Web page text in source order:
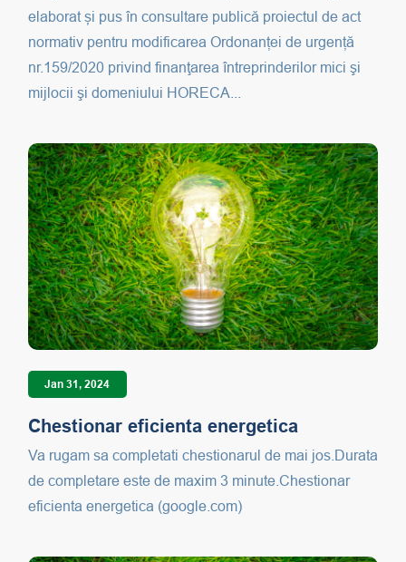
elaborat și pus în consultare publică proiectul de act
normativ pentru modificarea Ordonanței de urgență
nr.159/2020 privind finanţarea întreprinderilor mici şi
mijlocii şi domeniului HORECA...
Jan 31, 2024
Chestionar eficienta energetica
Va rugam sa completati chestionarul de mai jos.Durata
de completare este de maxim 3 minute.Chestionar
eficienta energetica (google.com)